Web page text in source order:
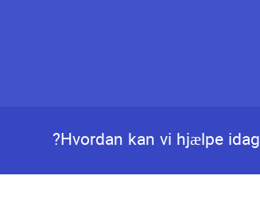
Hvordan kan vi hjælpe idag?